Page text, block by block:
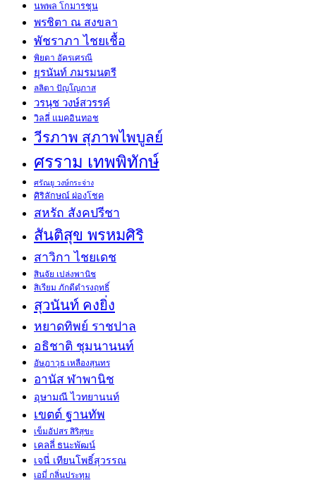
นพพล โกมารชุน
พรชิตา ณ สงขลา
พัชราภา ไชยเชื้อ
พิยดา อัครเศรณี
ยุรนันท์ ภมรมนตรี
ลลิตา ปัญโญภาส
วรนุช วงษ์สวรรค์
วิลลี่ แมคอินทอช
วีรภาพ สุภาพไพบูลย์
ศรราม เทพพิทักษ์
ศรัณยู วงษ์กระจ่าง
ศิริลักษณ์ ผ่องโชค
สหรัถ สังคปรีชา
สันติสุข พรหมศิริ
สาวิกา ไชยเดช
สินจัย เปล่งพานิช
สิเรียม ภักดีดำรงฤทธิ์
สุวนันท์ คงยิ่ง
หยาดทิพย์ ราชปาล
อธิชาติ ชุมนานนท์
อัษฎาวุธ เหลืองสุนทร
อานัส ฬาพานิช
อุษามณี ไวทยานนท์
เขตต์ ฐานทัพ
เข็มอัปสร สิริสุขะ
เคลลี่ ธนะพัฒน์
เจนี่ เทียนโพธิ์สุวรรณ
เอมี่ กลิ่นประทุม